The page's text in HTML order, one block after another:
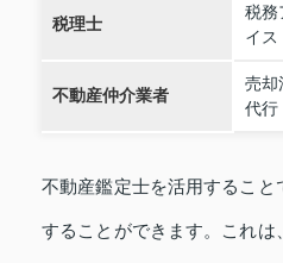
税理士
税務
イス
不動産仲介業者
売却
代行
不動産鑑定士を活用すること
することができます。これは